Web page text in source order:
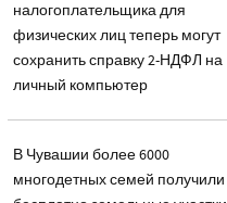
налогоплательщика для
физических лиц теперь могут
сохранить справку 2-НДФЛ на
личный компьютер
В Чувашии более 6000
многодетных семей получили